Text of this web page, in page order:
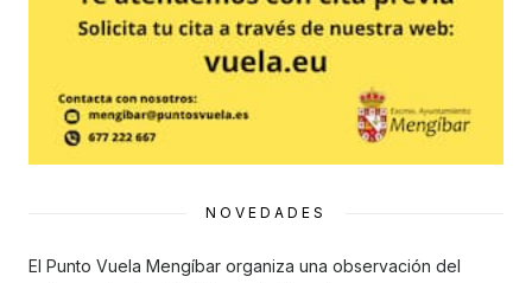
NOVEDADES
El Punto Vuela Mengíbar organiza una observación del